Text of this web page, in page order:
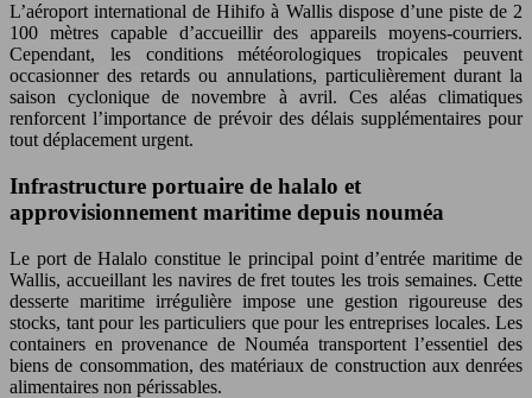
L’aéroport international de Hihifo à Wallis dispose d’une piste de 2
100 mètres capable d’accueillir des appareils moyens-courriers.
Cependant, les conditions météorologiques tropicales peuvent
occasionner des retards ou annulations, particulièrement durant la
saison cyclonique de novembre à avril. Ces aléas climatiques
renforcent l’importance de prévoir des délais supplémentaires pour
tout déplacement urgent.
Infrastructure portuaire de halalo et
approvisionnement maritime depuis nouméa
Le port de Halalo constitue le principal point d’entrée maritime de
Wallis, accueillant les navires de fret toutes les trois semaines. Cette
desserte maritime irrégulière impose une gestion rigoureuse des
stocks, tant pour les particuliers que pour les entreprises locales. Les
containers en provenance de Nouméa transportent l’essentiel des
biens de consommation, des matériaux de construction aux denrées
alimentaires non périssables.